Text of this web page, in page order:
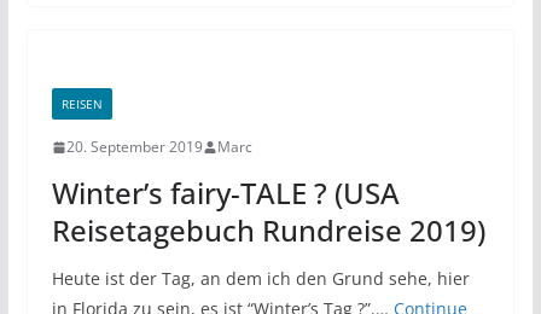
REISEN
20. September 2019 Marc
Winter’s fairy-TALE ? (USA
Reisetagebuch Rundreise 2019)
Heute ist der Tag, an dem ich den Grund sehe, hier
in Florida zu sein, es ist “Winter’s Tag ?”.… Continue